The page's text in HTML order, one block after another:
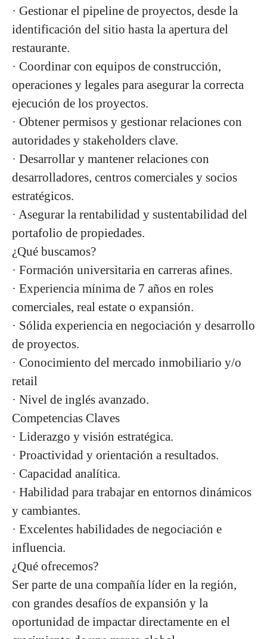
· Gestionar el pipeline de proyectos, desde la
identificación del sitio hasta la apertura del
restaurante.
· Coordinar con equipos de construcción,
operaciones y legales para asegurar la correcta
ejecución de los proyectos.
· Obtener permisos y gestionar relaciones con
autoridades y stakeholders clave.
· Desarrollar y mantener relaciones con
desarrolladores, centros comerciales y socios
estratégicos.
· Asegurar la rentabilidad y sustentabilidad del
portafolio de propiedades.
¿Qué buscamos?
· Formación universitaria en carreras afines.
· Experiencia mínima de 7 años en roles
comerciales, real estate o expansión.
· Sólida experiencia en negociación y desarrollo
de proyectos.
· Conocimiento del mercado inmobiliario y/o
retail
· Nivel de inglés avanzado.
Competencias Claves
· Liderazgo y visión estratégica.
· Proactividad y orientación a resultados.
· Capacidad analítica.
· Habilidad para trabajar en entornos dinámicos
y cambiantes.
· Excelentes habilidades de negociación e
influencia.
¿Qué ofrecemos?
Ser parte de una compañía líder en la región,
con grandes desafíos de expansión y la
oportunidad de impactar directamente en el